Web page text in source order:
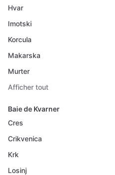
Hvar
Imotski
Korcula
Makarska
Murter
Afficher tout
Baie de Kvarner
Cres
Crikvenica
Krk
Losinj